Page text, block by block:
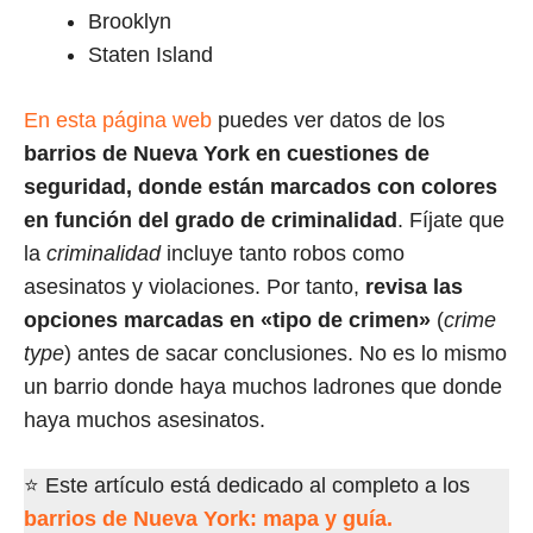
Brooklyn
Staten Island
En esta página web puedes ver datos de los
barrios de Nueva York en cuestiones de
seguridad, donde están marcados con colores
en función del grado de criminalidad . Fíjate que
la criminalidadincluye tanto robos como
asesinatos y violaciones. Por tanto, revisa las
opciones marcadas en «tipo de crimen» (crime
type) antes de sacar conclusiones. No es lo mismo
un barrio donde haya muchos ladrones que donde
haya muchos asesinatos.
⭐ Este artículo está dedicado al completo a los
barrios de Nueva York: mapa y guía.